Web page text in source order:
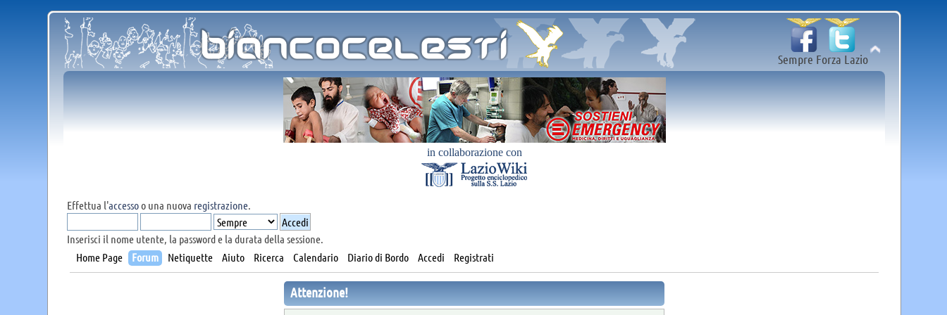
Sempre Forza Lazio
in collaborazione con
Effettua l'accessoo una nuova registrazione.
Inserisci il nome utente, la password e la durata della sessione.
Home Page
Forum Netiquette Aiuto Ricerca Calendario Diario di Bordo Accedi Registrati
Attenzione!